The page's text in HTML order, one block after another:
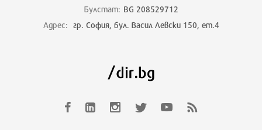
Булстат: BG 208529712
Адрес: гр. София, бул. Васил Левски 150, ет.4